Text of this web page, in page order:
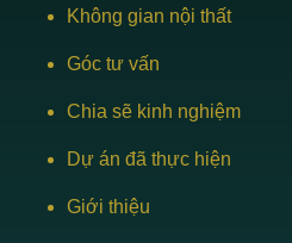
Không gian nội thất
Góc tư vấn
Chia sẽ kinh nghiệm
Dự án đã thực hiện
Giới thiệu